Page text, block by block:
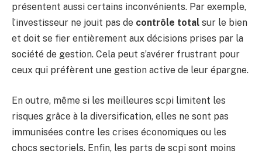
présentent aussi certains inconvénients. Par exemple,
l’investisseur ne jouit pas de contrôle total sur le bien
et doit se fier entièrement aux décisions prises par la
société de gestion. Cela peut s’avérer frustrant pour
ceux qui préfèrent une gestion active de leur épargne.
En outre, même si les meilleures scpi limitent les
risques grâce à la diversification, elles ne sont pas
immunisées contre les crises économiques ou les
chocs sectoriels. Enfin, les parts de scpi sont moins